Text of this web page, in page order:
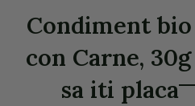
Condiment
con Carne,
sa iti placa